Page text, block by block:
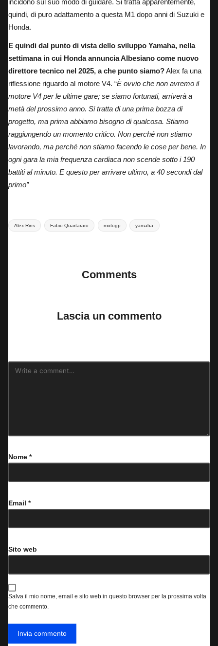
incidono sul suo modo di guidare. Si tratta apparentemente,
quindi, di puro adattamento a questa M1 dopo anni di Suzuki e
Honda.
E quindi dal punto di vista dello sviluppo Yamaha, nella
settimana in cui Honda annuncia Albesiano come nuovo
direttore tecnico nel 2025, a che punto siamo?Alex fa una
riflessione riguardo al motore V4. “È ovvio che non avremo il
motore V4 per le ultime gare; se siamo fortunati, arriverà a
metà del prossimo anno. Si tratta di una prima bozza di
progetto, ma prima abbiamo bisogno di qualcosa. Stiamo
raggiungendo un momento critico. Non perché non stiamo
lavorando, ma perché non stiamo facendo le cose per bene. In
ogni gara la mia frequenza cardiaca non scende sotto i 190
battiti al minuto. E questo per arrivare ultimo, a 40 secondi dal
primo”
Tags:
Alex Rins Fabio Quartararo motogp yamaha
Comments
Lascia un commento
Nome *
Email *
Sito web
Salva il mio nome, email e sito web in questo browser per la prossima volta
che commento.